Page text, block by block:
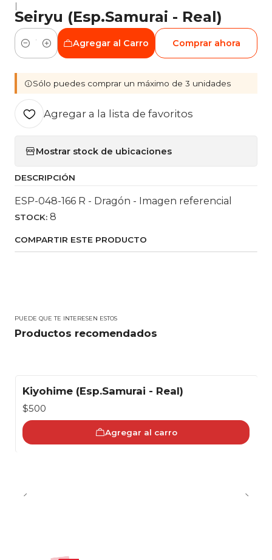
|
Seiryu (Esp.Samurai - Real)
Cantidad
Agregar al Carro Comprar ahora
Sólo puedes comprar un máximo de 3 unidades
Agregar a la lista de favoritos
Mostrar stock de ubicaciones
DESCRIPCIÓN
ESP-048-166 R - Dragón - Imagen referencial
STOCK: 8
COMPARTIR ESTE PRODUCTO
PUEDE QUE TE INTERESEN ESTOS
Productos recomendados
Kiyohime (Esp.Samurai - Real)
$500
Agregar al carro